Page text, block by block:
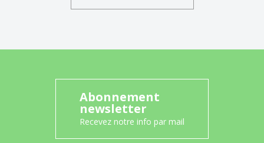
Abonnement
newsletter
Recevez notre info par mail